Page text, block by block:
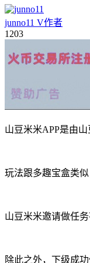
junno11 V作者
1203
山豆米米APP是由
玩法跟多趣宝盒类
山豆米米邀请做任
除此之外，下级成